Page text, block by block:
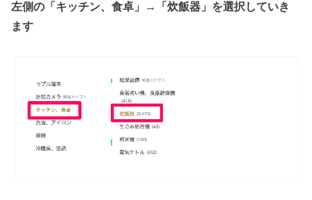
左側の「キッチン、食卓」→「炊飯器」を選択していき
ます